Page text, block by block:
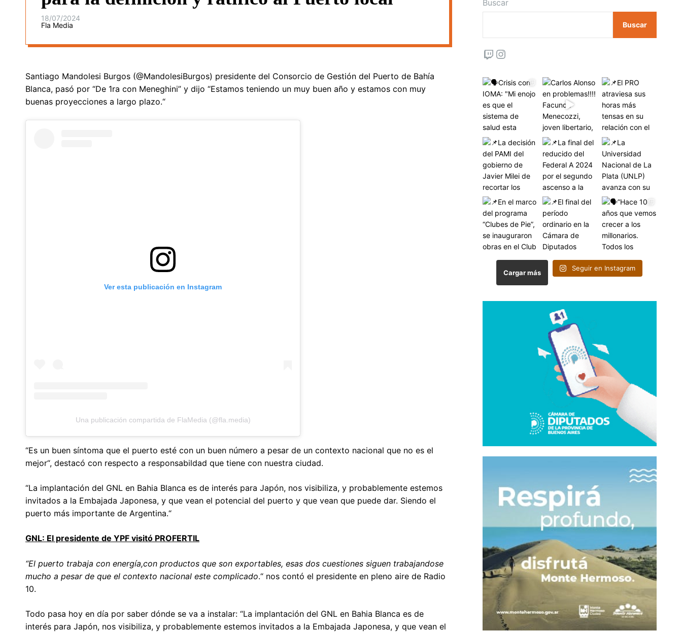
18/07/2024
Fla Media
Santiago Mandolesi Burgos (@MandolesiBurgos) presidente del Consorcio de Gestión del Puerto de Bahía
Blanca, pasó por “De 1ra con Meneghini” y dijo “Estamos teniendo un muy buen año y estamos con muy
buenas proyecciones a largo plazo.“
Ver esta publicación en Instagram
Una publicación compartida de FlaMedia (@fla.media)
“Es un buen síntoma que el puerto esté con un buen número a pesar de un contexto nacional que no es el
mejor“, destacó con respecto a responsabildad que tiene con nuestra ciudad.
“La implantación del GNL en Bahia Blanca es de interés para Japón, nos visibiliza, y probablemente estemos
invitados a la Embajada Japonesa, y que vean el potencial del puerto y que vean que puede dar. Siendo el
puerto más importante de Argentina.“
GNL: El presidente de YPF visitó PROFERTIL
“El puerto trabaja con energía,con productos que son exportables, esas dos cuestiones siguen trabajandose
mucho a pesar de que el contexto nacional este complicado.“ nos contó el presidente en pleno aire de Radio
10.
Todo pasa hoy en día por saber dónde se va a instalar: “La implantación del GNL en Bahia Blanca es de
interés para Japón, nos visibiliza, y probablemente estemos invitados a la Embajada Japonesa, y que vean el
Buscar
Buscar
Twitch
Cargar más
Seguir en Instagram